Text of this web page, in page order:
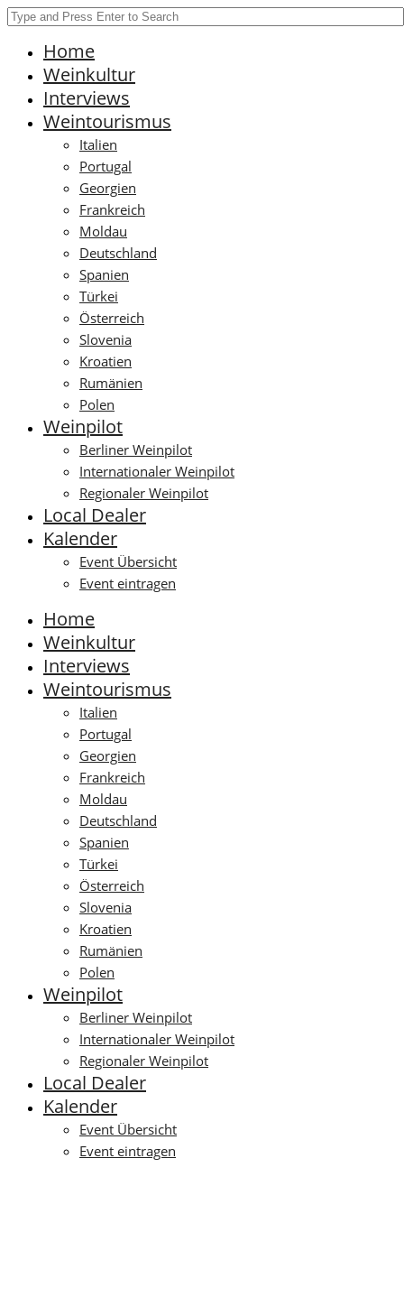
Home
Weinkultur
Interviews
Weintourismus
Italien
Portugal
Georgien
Frankreich
Moldau
Deutschland
Spanien
Türkei
Österreich
Slovenia
Kroatien
Rumänien
Polen
Weinpilot
Berliner Weinpilot
Internationaler Weinpilot
Regionaler Weinpilot
Local Dealer
Kalender
Event Übersicht
Event eintragen
Home
Weinkultur
Interviews
Weintourismus
Italien
Portugal
Georgien
Frankreich
Moldau
Deutschland
Spanien
Türkei
Österreich
Slovenia
Kroatien
Rumänien
Polen
Weinpilot
Berliner Weinpilot
Internationaler Weinpilot
Regionaler Weinpilot
Local Dealer
Kalender
Event Übersicht
Event eintragen